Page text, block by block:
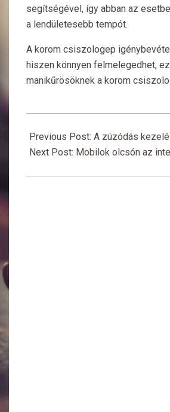
segítségével, így abban az
a lendületesebb tempót.
A korom csiszologep
hiszen könnyen felmelegedhet,
manikűrösöknek a korom
09-
09
Previous Post: A zúzódás
Next Post: Mobilok olcsón az